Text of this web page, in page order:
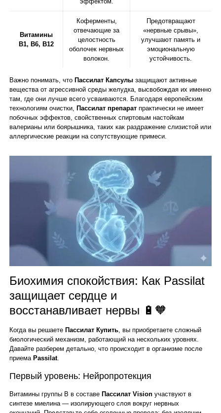
Витамины
B1, B6, B12
Коферменты,
отвечающие за
целостность
оболочек нервных
волокон.
Предотвращают
«нервные срывы»,
улучшают память и
эмоциональную
устойчивость.
Важно понимать, что Пассилат Капсулы защищают активные
вещества от агрессивной среды желудка, высвобождая их именно
там, где они лучше всего усваиваются. Благодаря европейским
технологиям очистки, Пассилат препарат практически не имеет
побочных эффектов, свойственных спиртовым настойкам
валерианы или боярышника, таких как раздражение слизистой или
аллергические реакции на сопутствующие примеси.
Биохимия спокойствия: Как Passilat
защищает сердце и
восстанавливает нервы 🔋🧡
Когда вы решаете Пассилат Купить , вы приобретаете сложный
биологический механизм, работающий на нескольких уровнях.
Давайте разберем детально, что происходит в организме после
приема Passilat.
Первый уровень: Нейропротекция
Витамины группы B в составе Пассилат Vision участвуют в
синтезе миелина — изолирующего слоя вокруг нервных